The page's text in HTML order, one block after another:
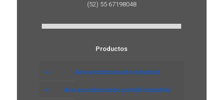
(52) 55 67198048
Productos
Aire acondicionado industrial
Aire acondicionado portátil industrial